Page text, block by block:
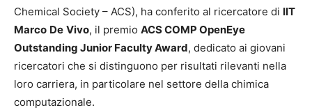
Chemical Society – ACS), ha conferito al ricercatore di IIT
Marco De Vivo, il premio ACS COMP OpenEye
Outstanding Junior Faculty Award, dedicato ai giovani
ricercatori che si distinguono per risultati rilevanti nella
loro carriera, in particolare nel settore della chimica
computazionale.